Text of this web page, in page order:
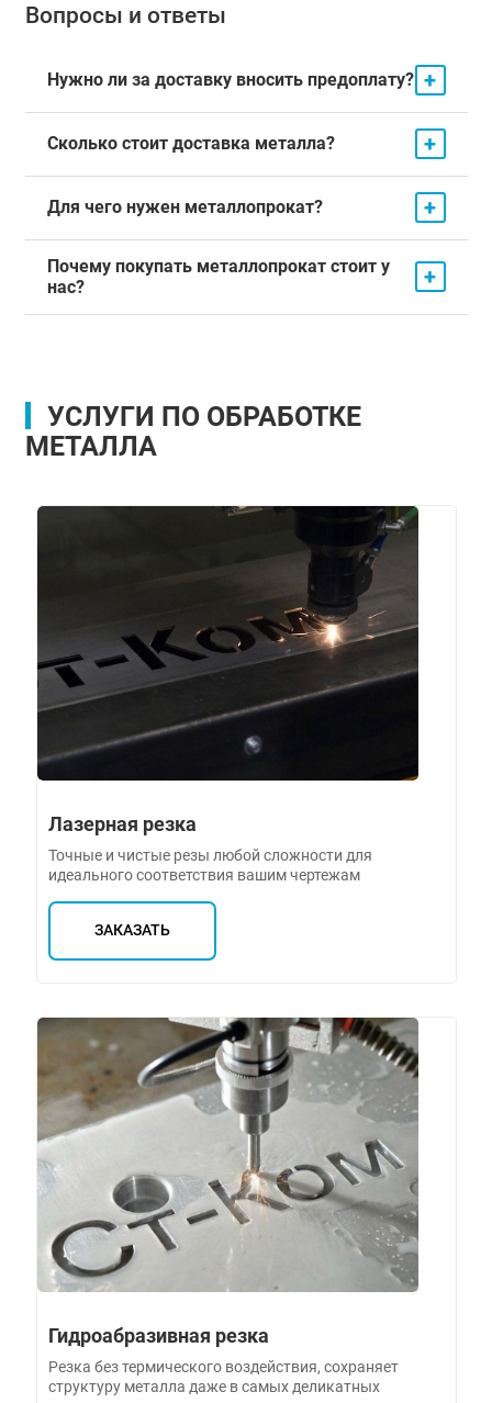
Вопросы и ответы
Нужно ли за доставку вносить предоплату? +
Сколько стоит доставка металла? +
Для чего нужен металлопрокат? +
Почему покупать металлопрокат стоит у
нас?
+
УСЛУГИ ПО ОБРАБОТКЕ
МЕТАЛЛА
Лазерная резка
Точные и чистые резы любой сложности для
идеального соответствия вашим чертежам
ЗАКАЗАТЬ
Гидроабразивная резка
Резка без термического воздействия, сохраняет
структуру металла даже в самых деликатных